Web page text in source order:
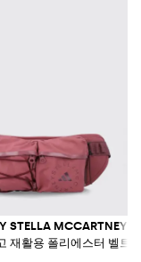
STELLA MCCARTNEY
재활용 폴리에스터 벨트